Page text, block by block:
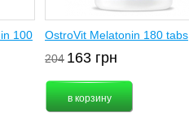
100
OstroVit Melatonin 180 tabs
204 163 грн